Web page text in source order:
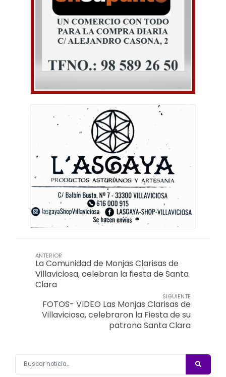
ANTERIOR
La Comunidad de Monjas Clarisas de
Villaviciosa, celebran la fiesta de Santa
Clara
SIGUIENTE
FOTOS- VIDEO Las Monjas Clarisas de
Villaviciosa, celebraron la Fiesta de su
patrona Santa Clara